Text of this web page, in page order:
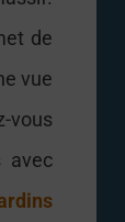
de
vue
avec